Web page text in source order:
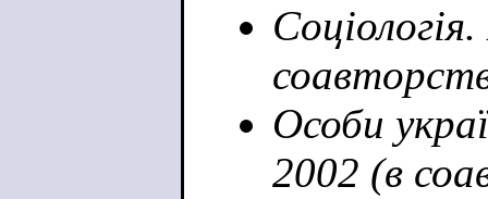
Особи
2002 (в